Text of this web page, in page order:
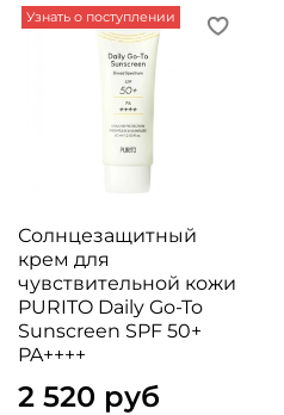
Узнать о поступлении
Солнцезащитный
крем для
чувствительной кожи
PURITO Daily Go-To
Sunscreen SPF 50+
PA++++
2 520 руб